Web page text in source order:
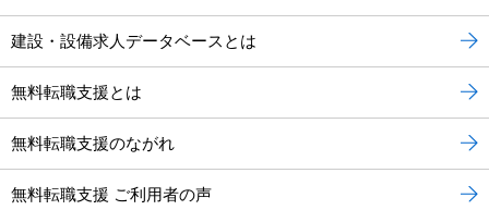
建設・設備求人データベースとは
無料転職支援とは
無料転職支援のながれ
無料転職支援 ご利用者の声